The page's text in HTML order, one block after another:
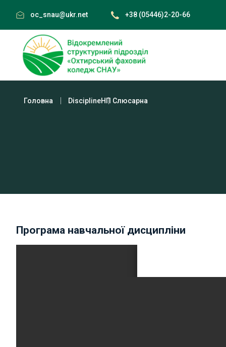
content
oc_snau@ukr.net +38 (05446)2-20-66
Головна DisciplineНП Слюсарна
Програма навчальної дисципліни